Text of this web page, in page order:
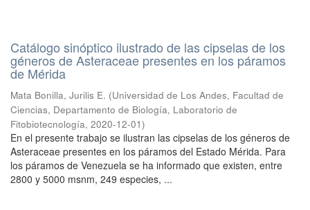
Catálogo sinóptico ilustrado de las cipselas de los
géneros de Asteraceae presentes en los páramos
de Mérida
Mata Bonilla, Jurilis E. (Universidad de Los Andes, Facultad de
Ciencias, Departamento de Biología, Laboratorio de
Fitobiotecnología, 2020-12-01)
En el presente trabajo se ilustran las cipselas de los géneros de
Asteraceae presentes en los páramos del Estado Mérida. Para
los páramos de Venezuela se ha informado que existen, entre
2800 y 5000 msnm, 249 especies, ...